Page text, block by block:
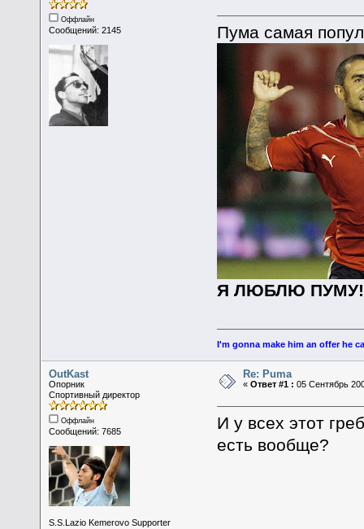
Оффлайн
Сообщений: 2145 Пума самая
Я ЛЮБЛЮ
I'm gonna make him an offer he
OutKast
Опорник
Спортивный директор
Оффлайн
Сообщений: 7685
S.S.Lazio Kemerovo Supporter
Re: Puma
«Ответ #1 : 05 Сентябрь
И у всех этот
есть вообще?